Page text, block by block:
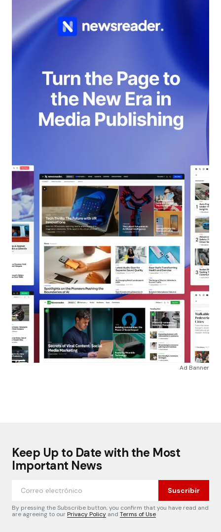
Ad Banner
Keep Up to Date with the Most
Important News
Suscribir
By pressing the Subscribe button, you confirm that you have read and
are agreeing to ourPrivacy Policy and Terms of Use